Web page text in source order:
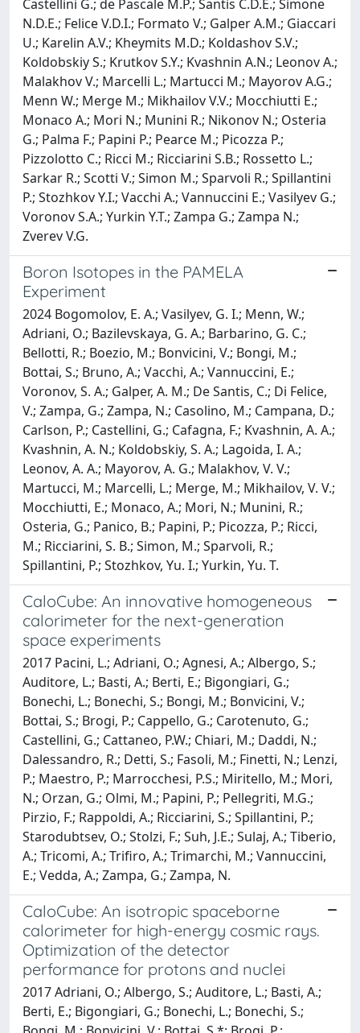
Castellini G.; de Pascale M.P.; Santis C.D.E.; Simone
N.D.E.; Felice V.D.I.; Formato V.; Galper A.M.; Giaccari
U.; Karelin A.V.; Kheymits M.D.; Koldashov S.V.;
Koldobskiy S.; Krutkov S.Y.; Kvashnin A.N.; Leonov A.;
Malakhov V.; Marcelli L.; Martucci M.; Mayorov A.G.;
Menn W.; Merge M.; Mikhailov V.V.; Mocchiutti E.;
Monaco A.; Mori N.; Munini R.; Nikonov N.; Osteria
G.; Palma F.; Papini P.; Pearce M.; Picozza P.;
Pizzolotto C.; Ricci M.; Ricciarini S.B.; Rossetto L.;
Sarkar R.; Scotti V.; Simon M.; Sparvoli R.; Spillantini
P.; Stozhkov Y.I.; Vacchi A.; Vannuccini E.; Vasilyev G.;
Voronov S.A.; Yurkin Y.T.; Zampa G.; Zampa N.;
Zverev V.G.
Boron Isotopes in the PAMELA
Experiment
2024 Bogomolov, E. A.; Vasilyev, G. I.; Menn, W.;
Adriani, O.; Bazilevskaya, G. A.; Barbarino, G. C.;
Bellotti, R.; Boezio, M.; Bonvicini, V.; Bongi, M.;
Bottai, S.; Bruno, A.; Vacchi, A.; Vannuccini, E.;
Voronov, S. A.; Galper, A. M.; De Santis, C.; Di Felice,
V.; Zampa, G.; Zampa, N.; Casolino, M.; Campana, D.;
Carlson, P.; Castellini, G.; Cafagna, F.; Kvashnin, A. A.;
Kvashnin, A. N.; Koldobskiy, S. A.; Lagoida, I. A.;
Leonov, A. A.; Mayorov, A. G.; Malakhov, V. V.;
Martucci, M.; Marcelli, L.; Merge, M.; Mikhailov, V. V.;
Mocchiutti, E.; Monaco, A.; Mori, N.; Munini, R.;
Osteria, G.; Panico, B.; Papini, P.; Picozza, P.; Ricci,
M.; Ricciarini, S. B.; Simon, M.; Sparvoli, R.;
Spillantini, P.; Stozhkov, Yu. I.; Yurkin, Yu. T.
CaloCube: An innovative homogeneous
calorimeter for the next-generation
space experiments
2017 Pacini, L.; Adriani, O.; Agnesi, A.; Albergo, S.;
Auditore, L.; Basti, A.; Berti, E.; Bigongiari, G.;
Bonechi, L.; Bonechi, S.; Bongi, M.; Bonvicini, V.;
Bottai, S.; Brogi, P.; Cappello, G.; Carotenuto, G.;
Castellini, G.; Cattaneo, P.W.; Chiari, M.; Daddi, N.;
Dalessandro, R.; Detti, S.; Fasoli, M.; Finetti, N.; Lenzi,
P.; Maestro, P.; Marrocchesi, P.S.; Miritello, M.; Mori,
N.; Orzan, G.; Olmi, M.; Papini, P.; Pellegriti, M.G.;
Pirzio, F.; Rappoldi, A.; Ricciarini, S.; Spillantini, P.;
Starodubtsev, O.; Stolzi, F.; Suh, J.E.; Sulaj, A.; Tiberio,
A.; Tricomi, A.; Trifiro, A.; Trimarchi, M.; Vannuccini,
E.; Vedda, A.; Zampa, G.; Zampa, N.
CaloCube: An isotropic spaceborne
calorimeter for high-energy cosmic rays.
Optimization of the detector
performance for protons and nuclei
2017 Adriani, O.; Albergo, S.; Auditore, L.; Basti, A.;
Berti, E.; Bigongiari, G.; Bonechi, L.; Bonechi, S.;